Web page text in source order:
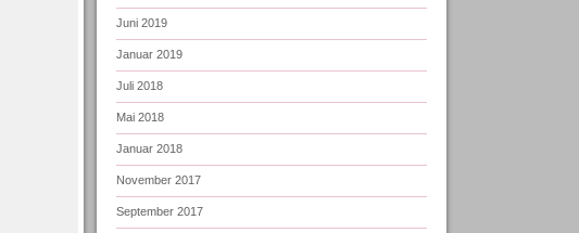
Juni 2019
Januar 2019
Juli 2018
Mai 2018
Januar 2018
November 2017
September 2017